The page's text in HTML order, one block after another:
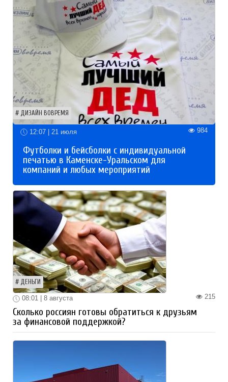
ДИЗАЙН ВОВРЕМЯ
12:07 | 21 июля 984
Футболки и бейсболки с индивидуальной
печатью в Каменске-Уральском для
компаний и любых мероприятий
ДЕНЬГИ
215
08:01 | 8 августа
Сколько россиян готовы обратиться к друзьям
за финансовой поддержкой?